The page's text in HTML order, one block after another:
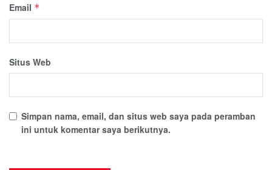
Email *
Situs Web
Simpan nama, email, dan situs web saya pada peramban
ini untuk komentar saya berikutnya.